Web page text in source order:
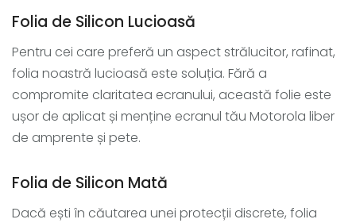
Folia de Silicon Lucioasă
Pentru cei care preferă un aspect strălucitor, rafinat,
folia noastră lucioasă este soluția. Fără a
compromite claritatea ecranului, această folie este
ușor de aplicat și menține ecranul tău Motorola liber
de amprente și pete.
Folia de Silicon Mată
Dacă ești în căutarea unei protecții discrete, folia